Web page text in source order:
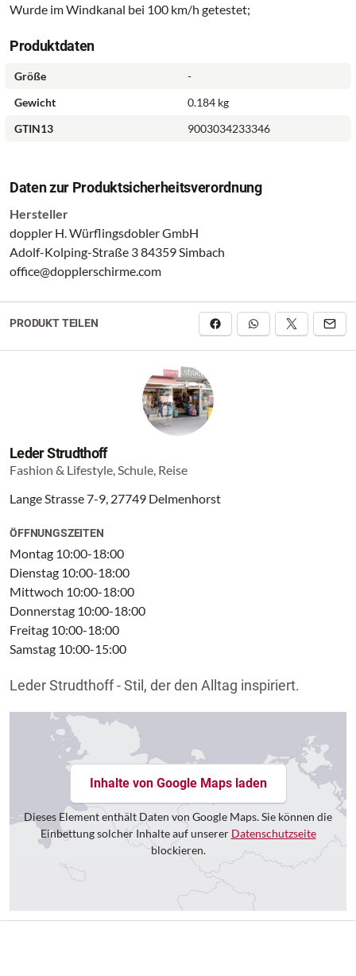
Wurde im Windkanal bei 100 km/h getestet;
Produktdaten
Größe
-
Gewicht
0.184 kg
GTIN13
9003034233346
Daten zur Produktsicherheitsverordnung
Hersteller
doppler H. Würflingsdobler GmbH
Adolf-Kolping-Straße 3 84359 Simbach
office@dopplerschirme.com
PRODUKT TEILEN
Leder Strudthoff
Fashion & Lifestyle, Schule, Reise
Lange Strasse 7-9, 27749 Delmenhorst
ÖFFNUNGSZEITEN
Montag 10:00-18:00
Dienstag 10:00-18:00
Mittwoch 10:00-18:00
Donnerstag 10:00-18:00
Freitag 10:00-18:00
Samstag 10:00-15:00
Leder Strudthoff - Stil, der den Alltag inspiriert.
Inhalte von Google Maps laden
Dieses Element enthält Daten von Google Maps. Sie können die
Einbettung solcher Inhalte auf unserer Datenschutzseite
blockieren.